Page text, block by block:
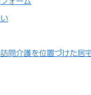
問介護を位置づけた居